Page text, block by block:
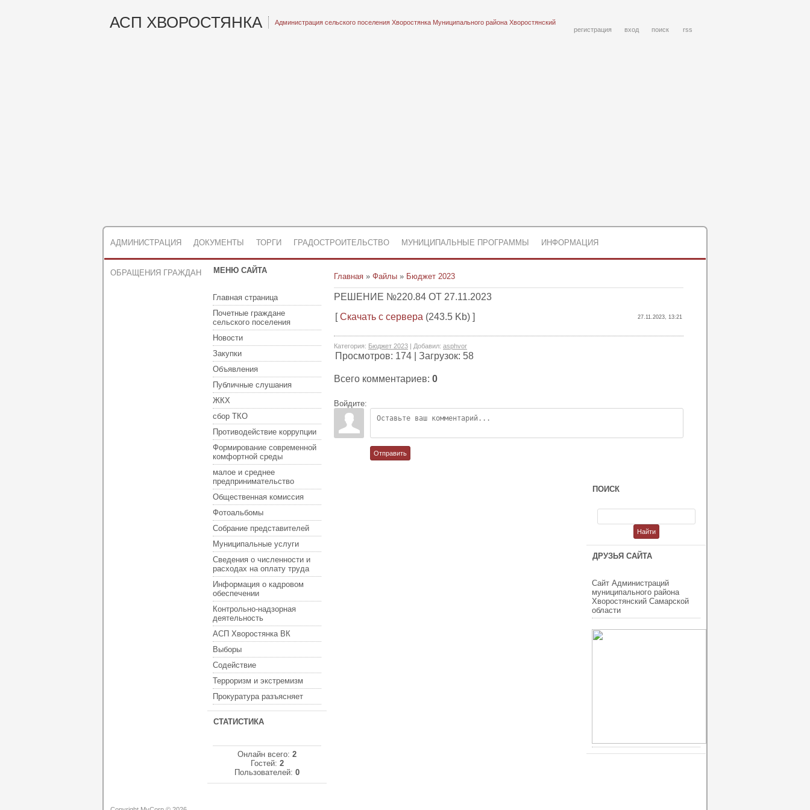
АСП ХВОРОСТЯНКА
Администрация сельского поселения Хворостянка Муниципального района Хворостянский
регистрация
вход поиск rss
АДМИНИСТРАЦИЯ ДОКУМЕНТЫ ТОРГИ ГРАДОСТРОИТЕЛЬСТВО МУНИЦИПАЛЬНЫЕ ПРОГРАММЫ ИНФОРМАЦИЯ
ОБРАЩЕНИЯ ГРАЖДАН МЕНЮ САЙТА
Главная страница
Почетные граждане
сельского поселения
Новости
Закупки
Объявления
Публичные слушания
ЖКХ
сбор ТКО
Противодействие коррупции
Формирование современной
комфортной среды
малое и среднее
предпринимательство
Общественная комиссия
Фотоальбомы
Собрание представителей
Муниципальные услуги
Сведения о численности и
расходах на оплату труда
Информация о кадровом
обеспечении
Контрольно-надзорная
деятельность
АСП Хворостянка ВК
Выборы
Содействие
Терроризм и экстремизм
Прокуратура разъясняет
СТАТИСТИКА
Онлайн всего: 2
Гостей: 2
Пользователей: 0
Главная » Файлы » Бюджет 2023
РЕШЕНИЕ №220.84 ОТ 27.11.2023
[Скачать с сервера (243.5 Kb) ] 27.11.2023, 13:21
Категория: Бюджет 2023 | Добавил: asphvor
Просмотров: 174 Загрузок: 58
Всего комментариев: 0
Войдите:
Отправить
ПОИСК
ДРУЗЬЯ САЙТА
Сайт Администраций
муниципального района
Хворостянский Самарской
области